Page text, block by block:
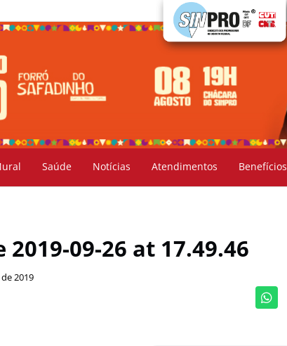
Saúde Notícias Atendimentos Benefícios
09-26 at 17.49.46
2019